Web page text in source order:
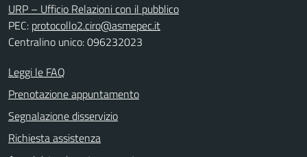
URP – Ufficio Relazioni con il pubblico
PEC: protocollo2.ciro@asmepec.it
Centralino unico: 096232023
Leggi le FAQ
Prenotazione appuntamento
Segnalazione disservizio
Richiesta assistenza